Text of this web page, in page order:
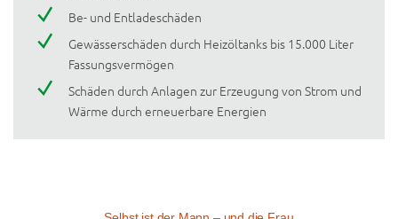
Be- und Entladeschäden
Gewässerschäden durch Heizöltanks bis 15.000 Liter
Fassungsvermögen
Schäden durch Anlagen zur Erzeugung von Strom und
Wärme durch erneuerbare Energien